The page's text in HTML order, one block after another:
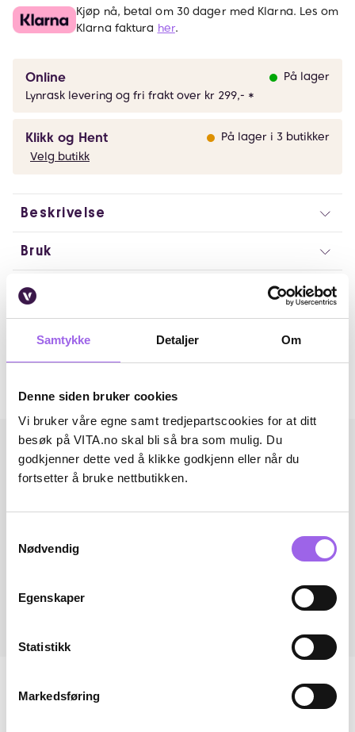
Samtykke Detaljer Om
Denne siden bruker cookies
Vi bruker våre egne samt tredjepartscookies for at ditt
besøk på VITA.no skal bli så bra som mulig. Du
godkjenner dette ved å klikke godkjenn eller når du
fortsetter å bruke nettbutikken.
Nødvendig
Egenskaper
Statistikk
Markedsføring
Kjøp nå, betal om 30 dager med Klarna. Les om
Klarna faktura her.
Online
På lager
Lynrask levering og fri frakt over kr 299,- *
Klikk og Hent
På lager i 3 butikker
Velg butikk
Beskrivelse
Bruk
Ingredienser
Omtaler
Andre har også kjøpt..